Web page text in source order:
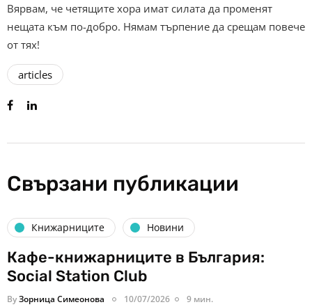
Вярвам, че четящите хора имат силата да променят
нещата към по-добро. Нямам търпение да срещам повече
от тях!
articles
Свързани публикации
Книжарниците Новини
Кафе-книжарниците в България:
Social Station Club
ByЗорница Симеонова 10/07/2026 9 мин.